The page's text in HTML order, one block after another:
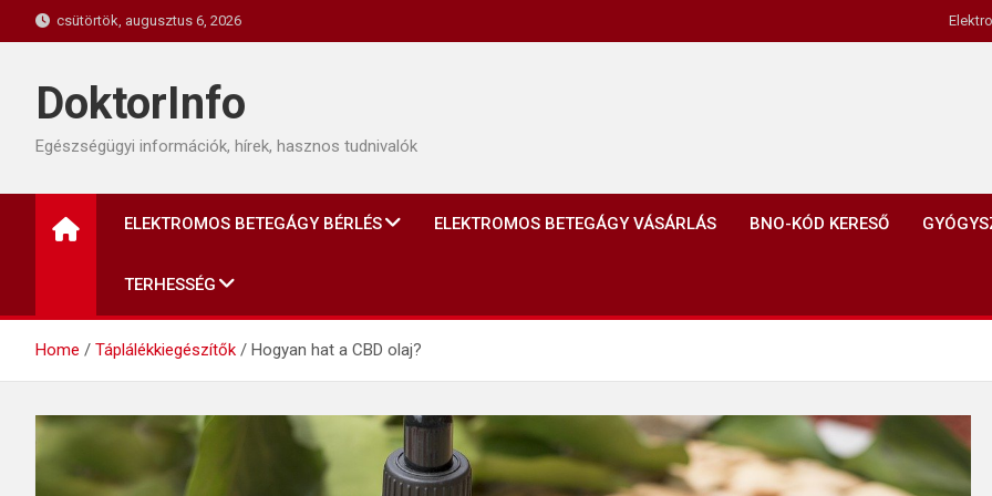
to
csütörtök, augusztus 6, 2026
DoktorInfo
Egészségügyi információk, hírek, hasznos tudnivalók
ELEKTROMOS BETEGÁGY BÉRLÉS ELEKTROMOS BETEGÁGY VÁSÁRLÁS BNO-KÓD KERESŐ
TERHESSÉG
Home Táplálékkiegészítők Hogyan hat a CBD olaj?